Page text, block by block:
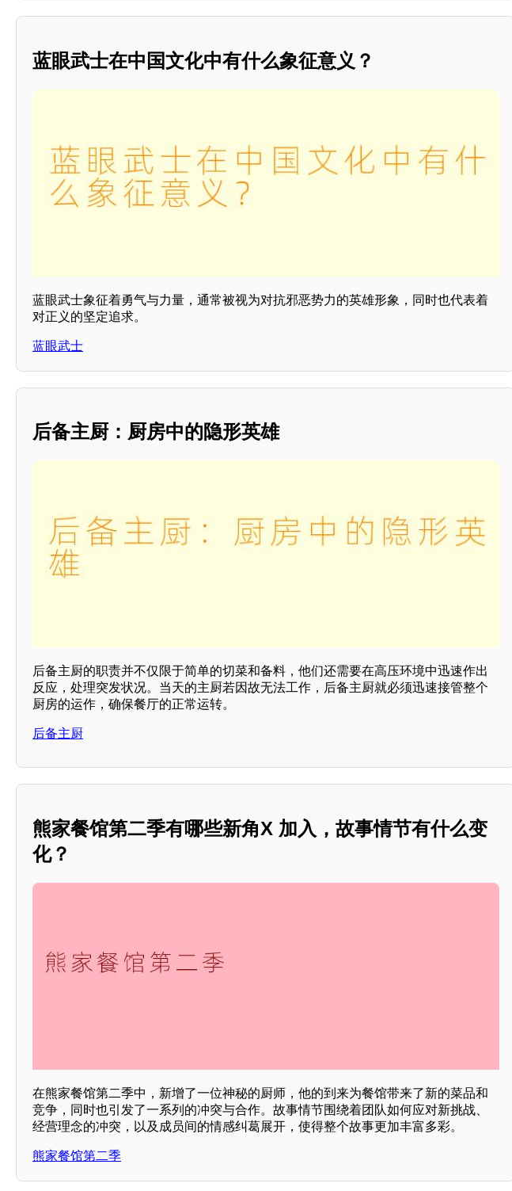
蓝眼武士在中国文化中有什么象征意义？
蓝眼武士象征着勇气与力量，通常被视为对抗邪恶势力的英雄形象，同时也代表着
对正义的坚定追求。
蓝眼武士
后备主厨：厨房中的隐形英雄
后备主厨的职责并不仅限于简单的切菜和备料，他们还需要在高压环境中迅速作出
反应，处理突发状况。当天的主厨若因故无法工作，后备主厨就必须迅速接管整个
厨房的运作，确保餐厅的正常运转。
后备主厨
熊家餐馆第二季有哪些新角X 加入，故事情节有什么变
化？
在熊家餐馆第二季中，新增了一位神秘的厨师，他的到来为餐馆带来了新的菜品和
竞争，同时也引发了一系列的冲突与合作。故事情节围绕着团队如何应对新挑战、
经营理念的冲突，以及成员间的情感纠葛展开，使得整个故事更加丰富多彩。
熊家餐馆第二季